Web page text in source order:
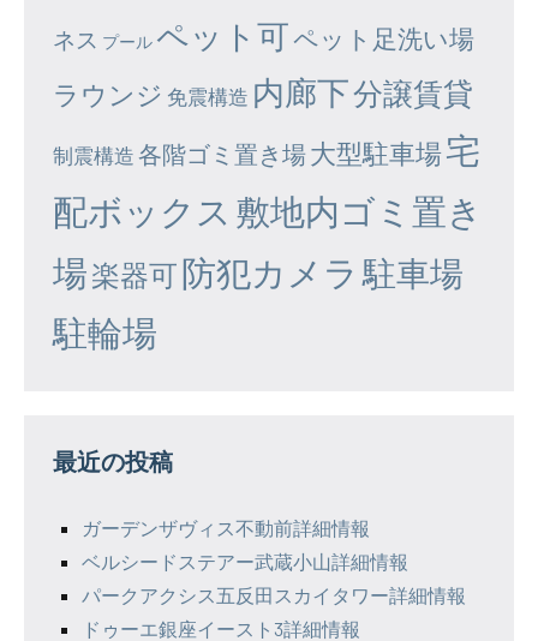
ネス プール ペット可ペット足洗い場
ラウンジ 免震構造 内廊下分譲賃貸
制震構造 各階ゴミ置き場大型駐車場宅
配ボックス 敷地内ゴミ置き
場楽器可防犯カメラ 駐車場
駐輪場
最近の投稿
ガーデンザヴィス不動前詳細情報
ベルシードステアー武蔵小山詳細情報
パークアクシス五反田スカイタワー詳細情報
ドゥーエ銀座イースト3詳細情報